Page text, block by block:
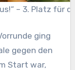
– 3. Platz für
ging
gegen den
Start war,